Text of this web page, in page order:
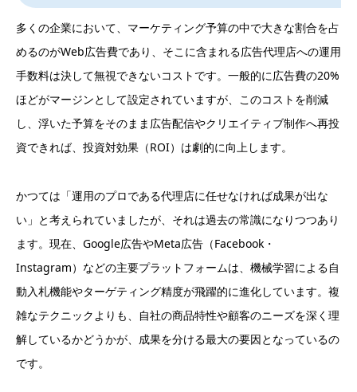
多くの企業において、マーケティング予算の中で大きな割合を占
めるのがWeb広告費であり、そこに含まれる広告代理店への運用
手数料は決して無視できないコストです。一般的に広告費の20%
ほどがマージンとして設定されていますが、このコストを削減
し、浮いた予算をそのまま広告配信やクリエイティブ制作へ再投
資できれば、投資対効果（ROI）は劇的に向上します。
かつては「運用のプロである代理店に任せなければ成果が出な
い」と考えられていましたが、それは過去の常識になりつつあり
ます。現在、Google広告やMeta広告（Facebook・
Instagram）などの主要プラットフォームは、機械学習による自
動入札機能やターゲティング精度が飛躍的に進化しています。複
雑なテクニックよりも、自社の商品特性や顧客のニーズを深く理
解しているかどうかが、成果を分ける最大の要因となっているの
です。